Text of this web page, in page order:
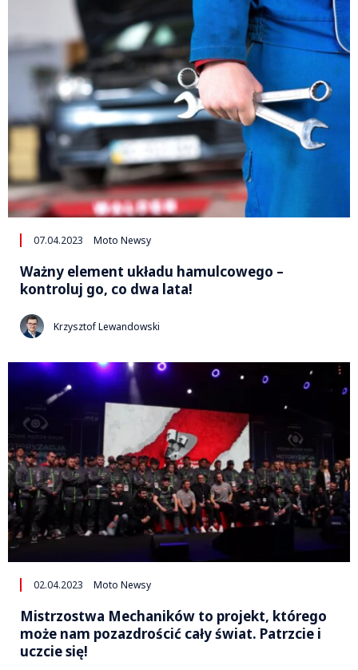
07.04.2023 Moto Newsy
Ważny element układu hamulcowego –
kontroluj go, co dwa lata!
Krzysztof Lewandowski
02.04.2023 Moto Newsy
Mistrzostwa Mechaników to projekt, którego
może nam pozazdrościć cały świat. Patrzcie i
uczcie się!